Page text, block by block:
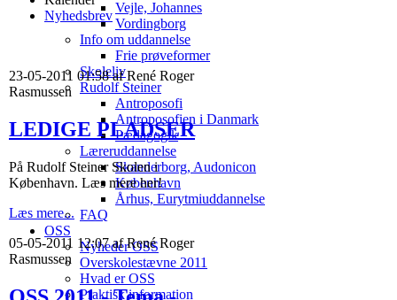
Vejle, Johannes
Vordingborg
Info om uddannelse
Frie prøveformer
Skoleliv
Rudolf Steiner
Antroposofi
Antroposofien i Danmark
Pædagogik
Læreruddannelse
Skanderborg, Audonicon
København
Århus, Eurytmiuddannelse
FAQ
OSS
Nyheder OSS
Overskolestævne 2011
Hvad er OSS
Praktisk information
Nyhedsbrev
23-05-2011 01:58 af René Roger
Rasmussen
LEDIGE PLADSER
På Rudolf Steiner Skolen i
København. Læs mere her!
Læs mere...
05-05-2011 12:07 af René Roger
Rasmussen